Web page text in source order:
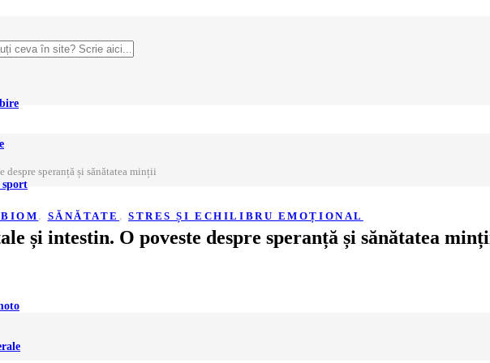
sport
speranță și sănătatea minții
, SĂNĂTATE ,STRES ȘI ECHILIBRU EMOȚIONAL
și intestin. O poveste despre speranță și sănătatea